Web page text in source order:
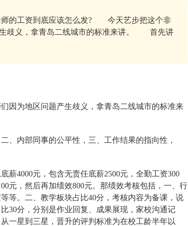
的工资到底应该怎么发? 今天艺步把这个非
生歧义，拿青岛二线城市的标准来讲。 首先讲
为地区问题产生歧义，拿青岛二线城市的标准来
内部同事的公平性，三、工作结果的指向性，
4000元，包含无责任底薪2500元，全勤工资300
元，然后再加绩效800元。那绩效考核包括，一、行
等。二、教学板块占比40分，考核内容为备课，说
30分，分别是作业回复、成果展现，家校沟通记
一星到三星，晋升的评判标准为在校工龄半年以